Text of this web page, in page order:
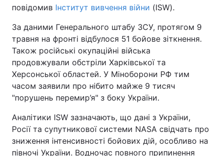
повідомив Інститут вивчення війни (ISW).
За даними Генерального штабу ЗСУ, протягом 9
травня на фронті відбулося 51 бойове зіткнення.
Також російські окупаційні війська
продовжували обстріли Харківської та
Херсонської областей. У Міноборони РФ тим
часом заявили про нібито майже 9 тисяч
"порушень перемир’я" з боку України.
Аналітики ISW зазначають, що дані з України,
Росії та супутникової системи NASA свідчать про
зниження інтенсивності бойових дій, особливо на
півночі України. Водночас повного припинення